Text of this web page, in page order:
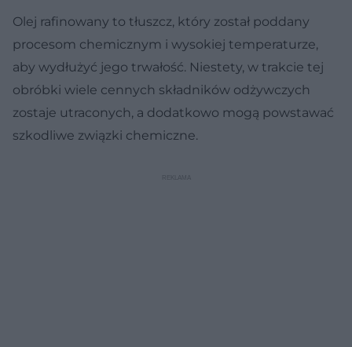
Olej rafinowany to tłuszcz, który został poddany
procesom chemicznym i wysokiej temperaturze,
aby wydłużyć jego trwałość. Niestety, w trakcie tej
obróbki wiele cennych składników odżywczych
zostaje utraconych, a dodatkowo mogą powstawać
szkodliwe związki chemiczne.